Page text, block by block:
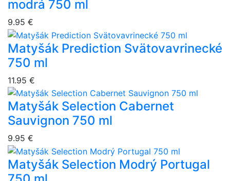
modrá 750 ml
9.95 €
Matyšák Prediction Svätovavrinecké
750 ml
11.95 €
Matyšák Selection Cabernet
Sauvignon 750 ml
9.95 €
Matyšák Selection Modrý Portugal